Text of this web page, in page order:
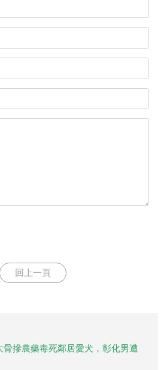
回上一頁
骨摻農藥毒死鄰居愛犬，彰化男遭